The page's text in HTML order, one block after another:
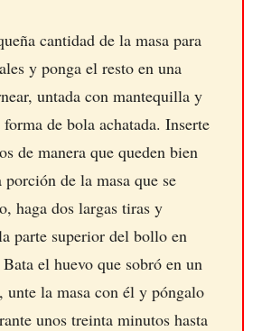
cantidad de la masa para
y ponga el resto en una
untada con mantequilla y
de bola achatada. Inserte
de manera que queden bien
de la masa que se
haga dos largas tiras y
parte superior del bollo en
el huevo que sobró en un
unte la masa con él y póngalo
unos treinta minutos hasta